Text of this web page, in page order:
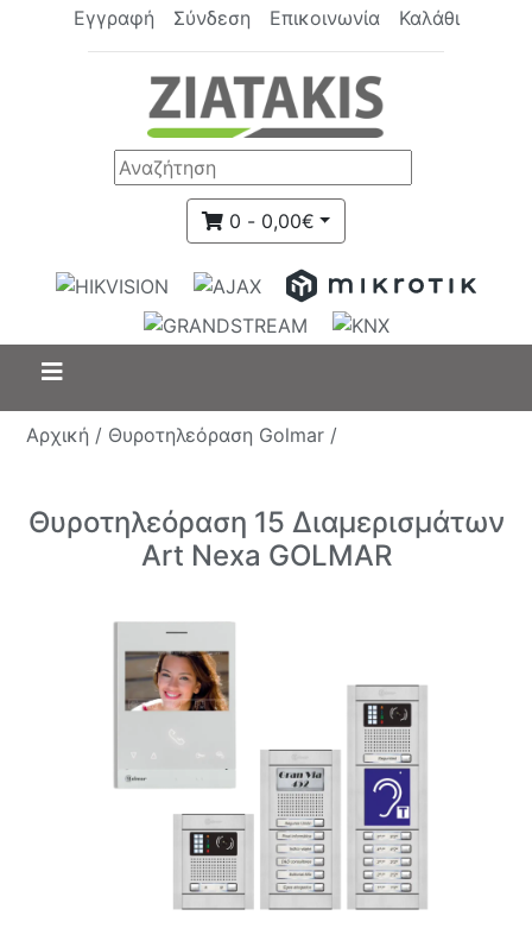
Εγγραφή Σύνδεση Επικοινωνία Καλάθι
0 - 0,00€
Αρχική / Θυροτηλεόραση Golmar /
Θυροτηλεόραση 15 Διαμερισμάτων
Art Nexa GOLMAR